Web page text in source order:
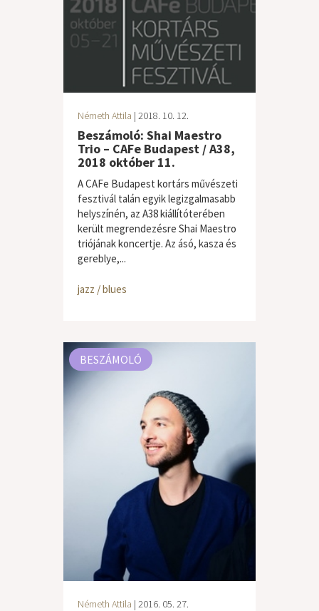
Németh Attila | 2018. 10. 12.
Beszámoló: Shai Maestro
Trio – CAFe Budapest / A38,
2018 október 11.
A CAFe Budapest kortárs művészeti
fesztivál talán egyik legizgalmasabb
helyszínén, az A38 kiállítóterében
került megrendezésre Shai Maestro
triójának koncertje. Az ásó, kasza és
gereblye,...
jazz / blues
BESZÁMOLÓ
Németh Attila | 2016. 05. 27.